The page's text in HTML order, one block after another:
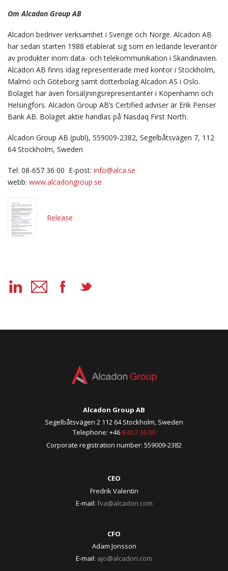
Om Alcadon Group AB
Alcadon bedriver verksamhet i Sverige och Norge. Alcadon AB
har sedan starten 1988 etablerat sig som en ledande leverantör
av produkter inom data- och telekommunikation i Skandinavien.
Alcadon AB finns idag representerade med kontor i Stockholm,
Malmö och Göteborg samt dotterbolag Alcadon AS i Oslo.
Bolaget har även försäljningsrepresentanter i Köpenhamn och
Helsingfors. Alcadon Group AB’s Certified adviser är Erik Penser
Bank AB. Bolaget aktie handlas på Nasdaq First North.
Alcadon Group AB (publ), 559009-2382, Segelbåtsvägen 7, 112
64 Stockholm, Sweden
Tel: 08-657 36 00 E-post: info@alca.se
webb: www.alcadongroup.se
Release
Alcadon Group AB
Segelbåtsvägen 2 112 64 Stockholm, Sweden
Telephone: +46 8-657 36 00
Corporate registration number: 559009-2382
CEO
Fredrik Valentin
E-mail: fva@alcadon.com
CFO
Adam Jonsson
E-mail: ajo@alcadon.com